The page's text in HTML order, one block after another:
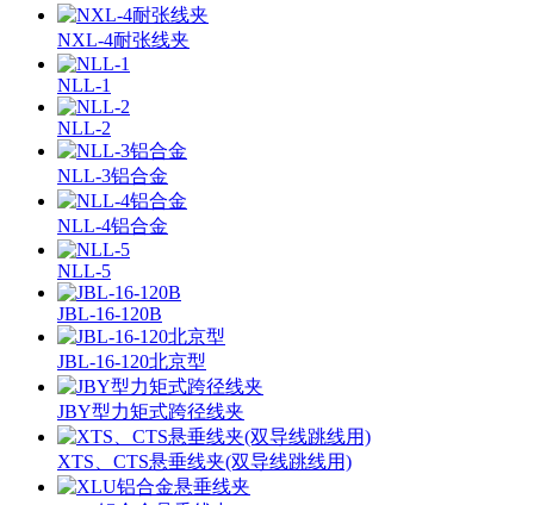
NXL-4耐张线夹
NLL-1
NLL-2
NLL-3铝合金
NLL-4铝合金
NLL-5
JBL-16-120B
JBL-16-120北京型
JBY型力矩式跨径线夹
XTS、CTS悬垂线夹(双导线跳线用)